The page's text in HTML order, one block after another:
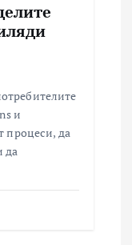
и
процеси, да
да